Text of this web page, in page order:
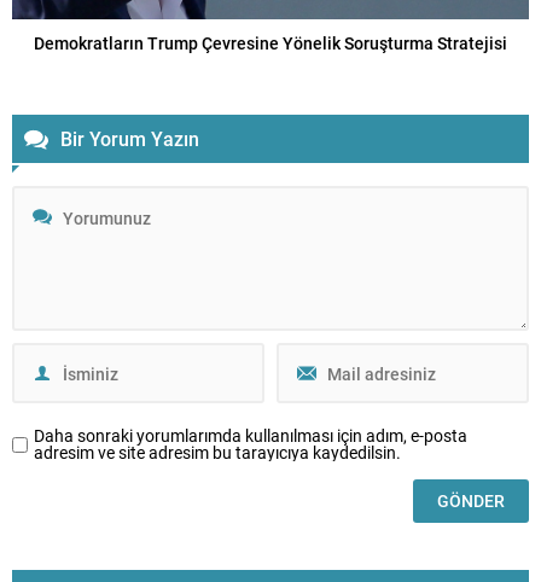
Demokratların Trump Çevresine Yönelik Soruşturma Stratejisi
Bir Yorum Yazın
Daha sonraki yorumlarımda kullanılması için adım, e-posta
adresim ve site adresim bu tarayıcıya kaydedilsin.